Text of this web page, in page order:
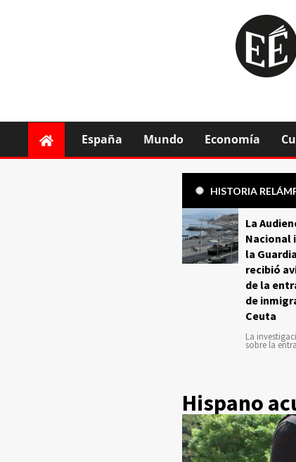
España Mundo Economía
HISTORIA
La
Nacional
la
recibió
de la
de
Ceuta
La
sobre la
Hispano